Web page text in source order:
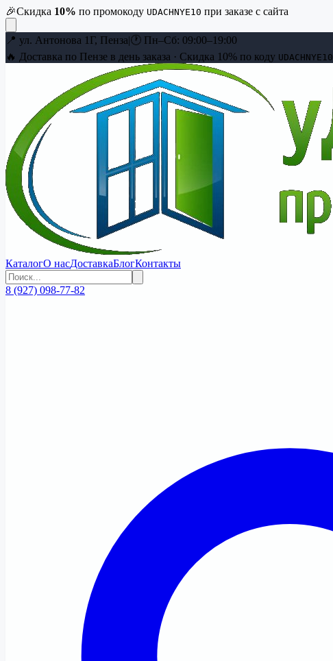
🎉Скидка 10% по промокоду UDACHNYE10 при заказе с сайта
📍 ул. Антонова 1Г, Пенза|🕐 Пн–Сб: 09:00–19:00
🔥 Доставка по Пензе в день заказа · Скидка 10% по коду UDACHNYE10
КаталогО насДоставкаБлогКонтакты
8 (927) 098-77-82